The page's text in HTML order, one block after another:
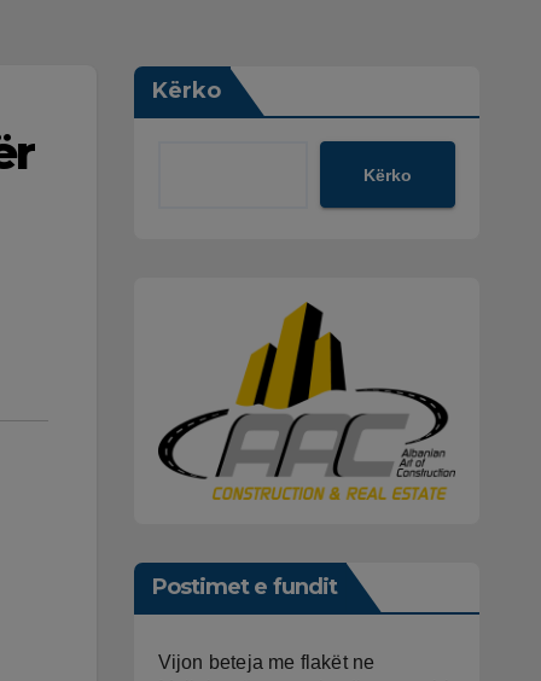
Kërko
Kërko
Postimet e fundit
Vijon beteja me flakët ne